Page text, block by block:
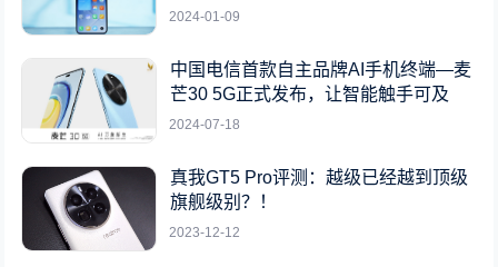
2024-01-09
中国电信首款自主品牌AI手机终端—麦
芒30 5G正式发布，让智能触手可及
2024-07-18
真我GT5 Pro评测：越级已经越到顶级
旗舰级别？！
2023-12-12